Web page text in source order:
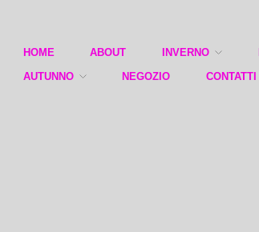
HOME ABOUT INVERNO
AUTUNNO
NEGOZIO CONTATTI